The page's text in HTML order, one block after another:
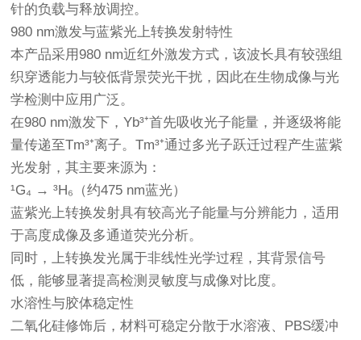
针的负载与释放调控。
980 nm激发与蓝紫光上转换发射特性
本产品采用980 nm近红外激发方式，该波长具有较强组
织穿透能力与较低背景荧光干扰，因此在生物成像与光
学检测中应用广泛。
在980 nm激发下，Yb³⁺首先吸收光子能量，并逐级将能
量传递至Tm³⁺离子。Tm³⁺通过多光子跃迁过程产生蓝紫
光发射，其主要来源为：
¹G₄ → ³H₆（约475 nm蓝光）
蓝紫光上转换发射具有较高光子能量与分辨能力，适用
于高度成像及多通道荧光分析。
同时，上转换发光属于非线性光学过程，其背景信号
低，能够显著提高检测灵敏度与成像对比度。
水溶性与胶体稳定性
二氧化硅修饰后，材料可稳定分散于水溶液、PBS缓冲